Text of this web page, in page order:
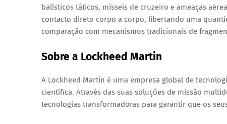
balísticos táticos, mísseis de cruzeiro e ameaças
contacto direto corpo a corpo, libertando uma
comparação com mecanismos tradicionais de
Sobre a Lockheed Martin
A Lockheed Martin é uma empresa global de
científica. Através das suas soluções de missão
tecnologias transformadoras para garantir que os